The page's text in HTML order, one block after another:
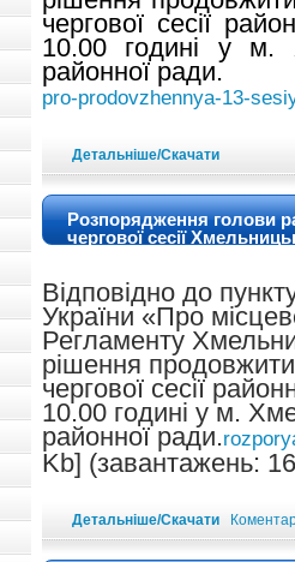
чергової сесії
10.00 годині у м.
районної ради.
pro-prodovzhennya-13-
Детальніше/Скачати
Розпорядження голови
чергової сесії
Відповідно до
України «Про
Регламенту
рішення
чергової сесії
10.00 годині у м.
районної ради.
Kb] (завантажень:
Детальніше/Скачати